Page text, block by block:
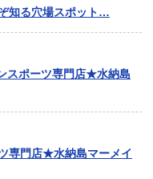
知る穴場スポット…
スポーツ専門店★水納島
専門店★水納島マーメイ